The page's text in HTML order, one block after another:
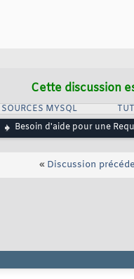
Cette discussion
SOURCES MYSQL
Besoin d'aide pour une
« Discussion